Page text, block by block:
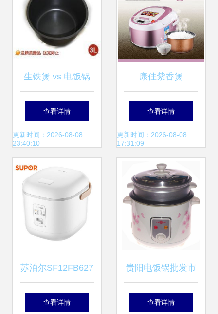
生铁煲 vs 电饭锅
传统匠心与现代便
捷的完美融合指南
查看详情
更新时间：2026-08-08
23:40:10
康佳紫香煲
DFB3LF 多功能不
锈钢智能电饭锅的
厨艺革新
查看详情
更新时间：2026-08-08
17:31:09
苏泊尔SF12FB627
白色电饭煲测评 小
查看详情
贵阳电饭锅批发市
场全攻略 如何选到
查看详情